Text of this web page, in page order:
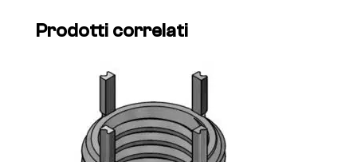
Prodotti correlati